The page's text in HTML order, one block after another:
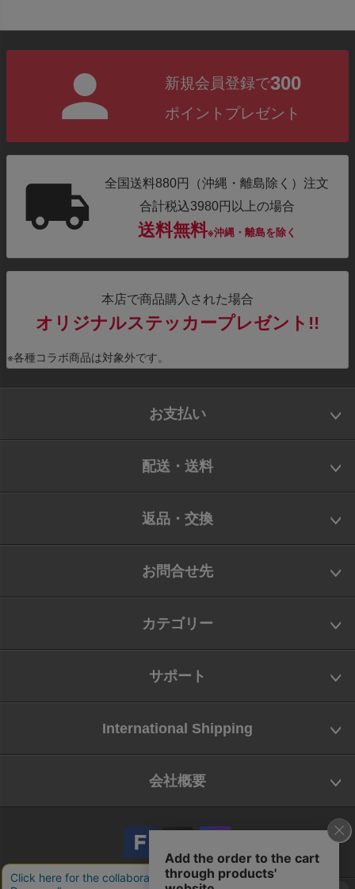
新規会員登録で300
ポイントプレゼント
全国送料880円（沖縄・離島除く）注文
合計税込3980円以上の場合
送料無料※沖縄・離島を除く
本店で商品購入された場合
オリジナルステッカープレゼント!!
※各種コラボ商品は対象外です。
お支払い
配送・送料
返品・交換
お問合せ先
カテゴリー
サポート
International Shipping
会社概要